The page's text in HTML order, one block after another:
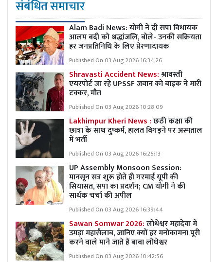
संबंधित समाचार
Alam Badi News: योगी ने दी सपा विधायक
आलम बदी को श्रद्धांजलि, बोले- उनकी सक्रियता
हर जनप्रतिनिधि के लिए प्रेरणादायक
Published On 03 Aug 2026 16:34:26
Shravasti Accident News:श्रावस्ती
एयरपोर्ट जा रहे UPSSF जवान को बाइक ने मारी
टक्कर, मौत
Published On 03 Aug 2026 10:28:09
Lakhimpur Kheri News :छठी कक्षा की
छात्रा के साथ दुष्कर्म, हालत बिगड़ने पर अस्पताल
में भर्ती
Published On 03 Aug 2026 16:25:13
UP Assembly Monsoon Session:
मानसून सत्र शुरू होते ही गरमाई यूपी की
सियासत, सपा का प्रदर्शन; CM योगी ने की
सार्थक चर्चा की अपील
Published On 03 Aug 2026 16:39:44
Sawan Somwar 2026:लोधेश्वर महादेवा में
उमड़ा महासैलाब, जानिए क्यों हर मनोकामना पूरी
करने वाले माने जाते हैं बाबा लोधेश्वर
Published On 03 Aug 2026 10:42:56